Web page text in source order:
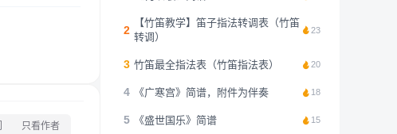
只看作者
2
【竹笛教学】笛子指法转调表（竹笛
转调）
23
3 竹笛最全指法表（竹笛指法表） 20
4 《广寒宫》简谱，附件为伴奏 18
5 《盛世国乐》简谱 15